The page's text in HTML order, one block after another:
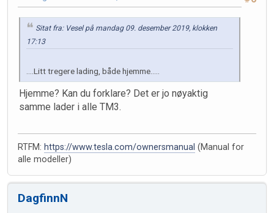
Sitat fra: Vesel på mandag 09. desember 2019, klokken
17:13
....Litt tregere lading, både hjemme.....
Hjemme? Kan du forklare? Det er jo nøyaktig
samme lader i alle TM3.
RTFM: https://www.tesla.com/ownersmanual (Manual for
alle modeller)
DagfinnN